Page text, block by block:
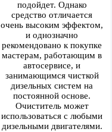
подойдет. Однако
средство отличается
очень высоким эффектом,
и однозначно
рекомендовано к покупке
мастерам, работающим в
автосервисе, и
занимающимся чисткой
дизельных систем на
постоянной основе.
Очиститель может
использоваться с любыми
дизельными двигателями.